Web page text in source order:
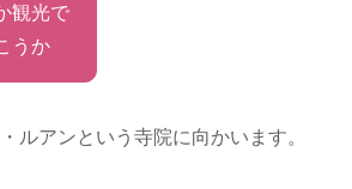
観光で
うか
ルアンという寺院に向かいます。